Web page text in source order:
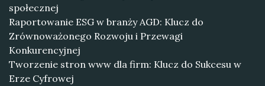
społecznej
Raportowanie ESG w branży AGD: Klucz do
Zrównoważonego Rozwoju i Przewagi
Konkurencyjnej
Tworzenie stron www dla firm: Klucz do Sukcesu w
Erze Cyfrowej